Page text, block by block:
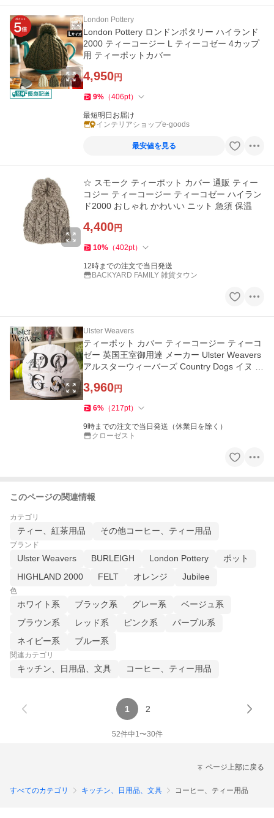
London Pottery
London Pottery ロンドンポタリー ハイランド
2000 ティーコージー L ティーコゼー 4カップ
用 ティーポットカバー
4,950円
9% （406pt）
最短明日お届け
インテリアショップe-goods
最安値を見る
☆ スモーク ティーポット カバー 通販 ティー
コジー ティーコージー ティーコゼー ハイラン
ド2000 おしゃれ かわいい ニット 急須 保温
4,400円
10% （402pt）
12時までの注文で当日発送
BACKYARD FAMILY 雑貨タウン
Ulster Weavers
ティーポット カバー ティーコージー ティーコ
ゼー 英国王室御用達 メーカー Ulster Weavers
アルスターウィーバーズ Country Dogs イヌ ホ
3,960円
6% （217pt）
9時までの注文で当日発送（休業日を除く）
クローゼスト
このページの関連情報
カテゴリ
ティー、紅茶用品 その他コーヒー、ティー用品
ブランド
Ulster Weavers BURLEIGH London Pottery
ポット
HIGHLAND 2000
FELT オレンジ Jubilee
色
ホワイト系 ブラック系 グレー系
ベージュ系
ブラウン系
レッド系 ピンク系
パープル系
ネイビー系
ブルー系
関連カテゴリ
キッチン、日用品、文具 コーヒー、ティー用品
1 2
52件中1〜30件
ページ上部に戻る
すべてのカテゴリ キッチン、日用品、文具 コーヒー、ティー用品